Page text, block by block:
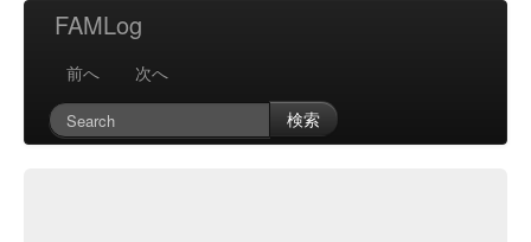
FAMLog
前へ
次へ
検索